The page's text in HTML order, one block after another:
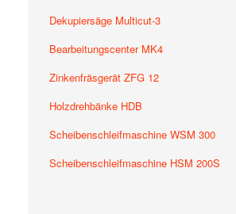
Dekupiersäge Multicut-3
Bearbeitungscenter MK4
Zinkenfräsgerät ZFG 12
Holzdrehbänke HDB
Scheibenschleifmaschine WSM 300
Scheibenschleifmaschine HSM 200S